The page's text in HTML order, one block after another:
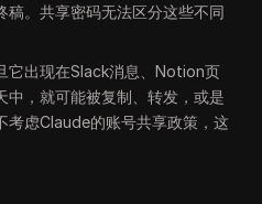
稿。共享密码无法区分这些不同
它出现在Slack消息、Notion页
中，就可能被复制、转发，或是
考虑Claude的账号共享政策，这